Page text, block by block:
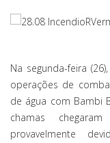
Na segunda-feira
operações de
de água com Bambi
chamas
provavelmente